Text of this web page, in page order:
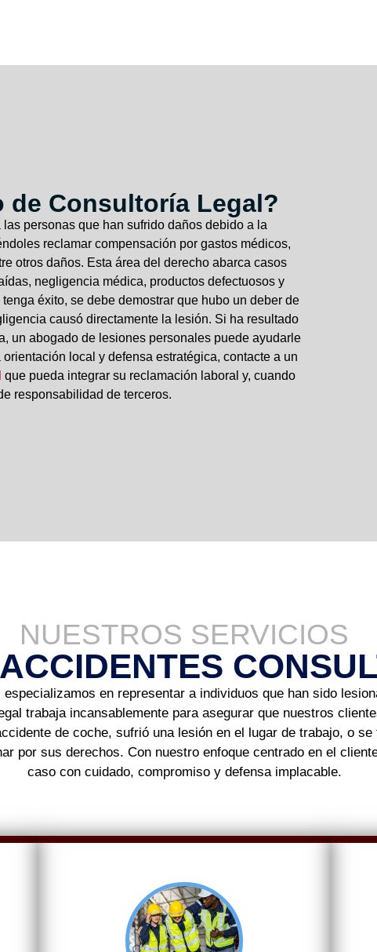
de Consultoría Legal?
personas que han sufrido daños debido a la
reclamar compensación por gastos médicos,
otros daños. Esta área del derecho abarca casos
negligencia médica, productos defectuosos y
éxito, se debe demostrar que hubo un deber de
causó directamente la lesión. Si ha resultado
un abogado de lesiones personales puede ayudarle
local y defensa estratégica, contacte a un
que pueda integrar su reclamación laboral y, cuando
responsabilidad de terceros.
NUESTROS SERVICIOS
en representar a individuos que han sido
trabaja incansablemente para asegurar que nuestros
de coche, sufrió una lesión en el lugar de trabajo, o
por sus derechos. Con nuestro enfoque centrado en el
caso con cuidado, compromiso y defensa implacable.